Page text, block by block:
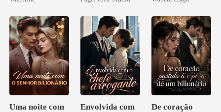
esposa
da Híbrida
Uma noite com
Envolvida com
De coração